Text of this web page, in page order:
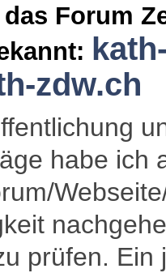
Forum
zdw.ch
habe ich
prüfen.